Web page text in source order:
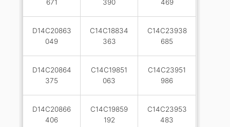
671
390
469
D14C20863
049
C14C18834
363
C14C23938
685
D14C20864
375
C14C19851
063
C14C23951
986
D14C20866
406
C14C19859
192
C14C23953
483